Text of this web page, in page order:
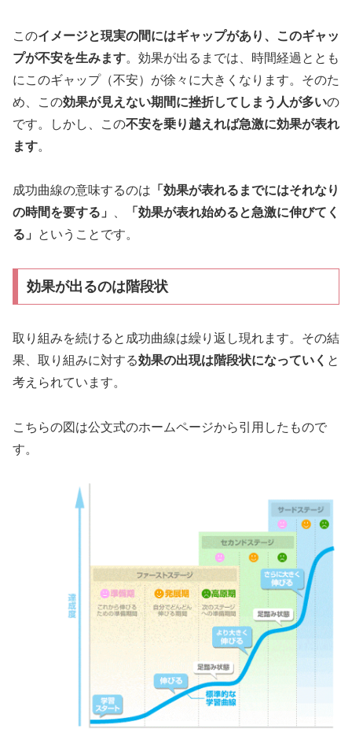
このイメージと現実の間にはギャップがあり、このギャッ
プが不安を生みます。効果が出るまでは、時間経過ととも
にこのギャップ（不安）が徐々に大きくなります。そのた
め、この効果が見えない期間に挫折してしまう人が多いの
です。しかし、この不安を乗り越えれば急激に効果が表れ
ます。
成功曲線の意味するのは 「効果が表れるまでにはそれなり
の時間を要する」
、
「効果が表れ始めると急激に伸びてく
る」
ということです。
効果が出るのは階段状
取り組みを続けると成功曲線は繰り返し現れます。その結
果、取り組みに対する効果の出現は階段状になっていく と
考えられています。
こちらの図は公文式のホームページから引用したもので
す。